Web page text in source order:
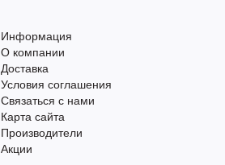
Информация
О компании
Доставка
Условия соглашения
Связаться с нами
Карта сайта
Производители
Акции